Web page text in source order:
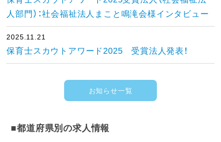
人部門）：社会福祉法人まこと鳴滝会様インタビュー
2025.11.21
保育士スカウトアワード2025 受賞法人発表！
お知らせ一覧
■都道府県別の求人情報